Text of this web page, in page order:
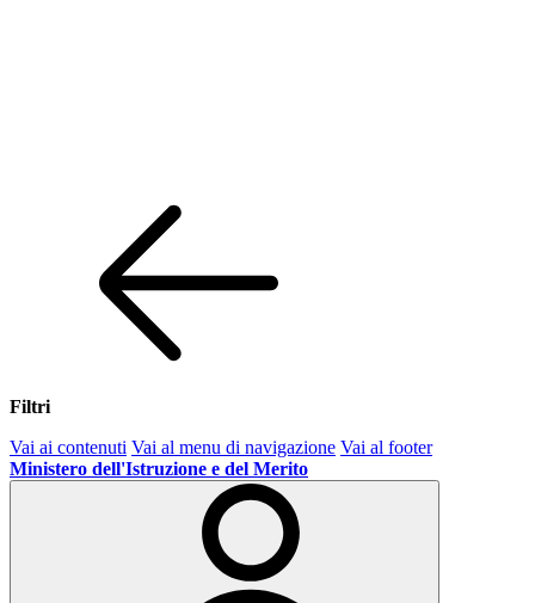
Filtri
Vai ai contenuti Vai al menu di navigazione Vai al footer
Ministero dell'Istruzione e del Merito